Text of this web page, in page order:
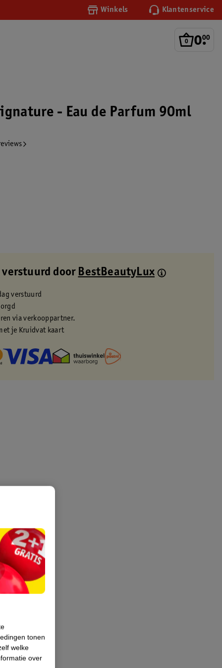
Winkels Klantenservice
0.
00
- Eau de Parfum 90ml
verstuurd door BestBeautyLux
verstuurd
via verkooppartner.
je Kruidvat kaart
tonen
welke
over